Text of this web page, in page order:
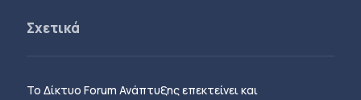
Σχετικά
Το Δίκτυο Forum Ανάπτυξης επεκτείνει και